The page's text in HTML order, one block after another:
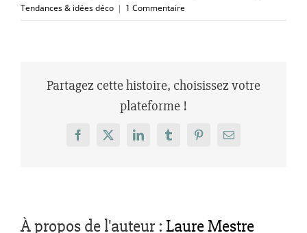
Tendances & idées déco | 1 Commentaire
Partagez cette histoire, choisissez votre
plateforme !
Facebook
X LinkedInTumblrPinterestEmail
À propos de l'auteur : Laure Mestre